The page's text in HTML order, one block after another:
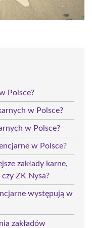
Polsce?
w Polsce?
w Polsce?
w Polsce?
zakłady karne,
ZK Nysa?
występują w
zakładów